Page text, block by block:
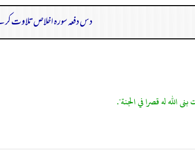
دس دفعہ سورہ اخلاص تلاوت
الله له قصرا في الجنة".